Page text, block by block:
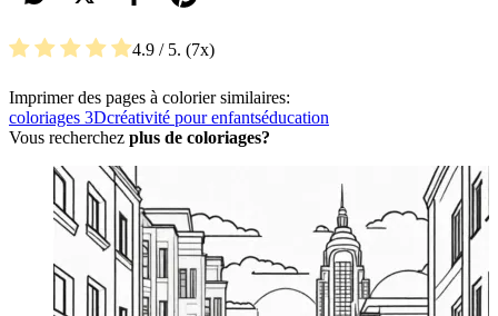
4.9 / 5. 7
Imprimer des pages à colorier similaires:
coloriages 3Dcréativité pour enfantséducation
Vous recherchez plus de coloriages?